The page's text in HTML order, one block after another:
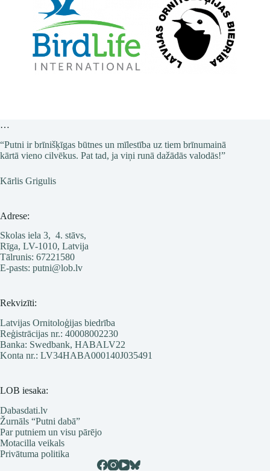
…
“Putni ir brīnišķīgas būtnes un mīlestība uz tiem brīnumainā
kārtā vieno cilvēkus. Pat tad, ja viņi runā dažādās valodās!”
Kārlis Grigulis
Adrese:
Skolas iela 3, 4. stāvs,
Rīga, LV-1010, Latvija
Tālrunis: 67221580
E-pasts: putni@lob.lv
Rekvizīti:
Latvijas Ornitoloģijas biedrība
Reģistrācijas nr.: 40008002230
Banka: Swedbank, HABALV22
Konta nr.: LV34HABA000140J035491
LOB iesaka:
Dabasdati.lv
Žurnāls “Putni dabā”
Par putniem un visu pārējo
Motacilla veikals
Privātuma politika